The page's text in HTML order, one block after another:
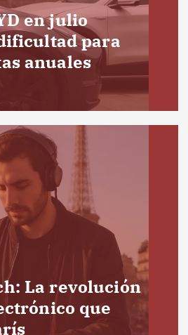
en julio
para
anuales
La revolución
que